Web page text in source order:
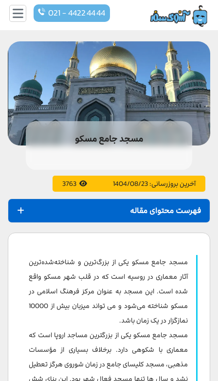
021 - 4422 44 44
مسجد جامع مسکو
آخرین بروزرسانی:1404/08/23
فهرست محتوای مقاله
تاریخچه مسجد جامع مسکو
موزه اسلام
چگونه به مسجد برویم؟
نکات بازدید کننده
مسجد جامع مسکو یکی از بزرگ‌ترین و شناخته‌شده‌ترین
آثار معماری در روسیه است که در قلب شهر مسکو واقع
شده است. این مسجد به عنوان مرکز فرهنگ اسلامی در
مسکو شناخته می‌شود و می تواند میزبان بیش از 10000
نمازگزار در یک زمان باشد.
مسجد جامع مسکو یکی از بزرگترین مساجد اروپا است که
معماری با شکوهی دارد. برخلاف بسیاری از مؤسسات
مذهبی، مسجد کلیسای جامع در زمان شوروی هرگز تعطیل
نشد و سال ها تنها مسجد فعال شهر بود. این بنای شش